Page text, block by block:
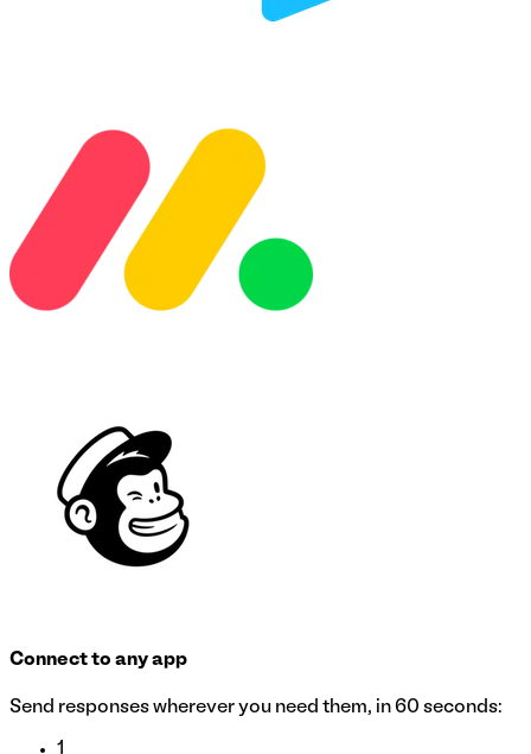
Connect to any app
Send responses wherever you need them, in 60 seconds:
1